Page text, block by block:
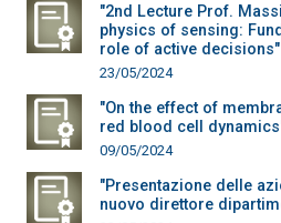
"2nd Lecture Prof.
physics of sensing:
role of active decisions"
23/05/2024
"On the effect of
red blood cell
09/05/2024
"Presentazione delle
nuovo direttore